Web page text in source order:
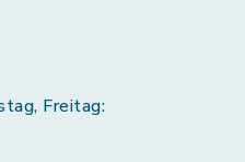
Freitag: